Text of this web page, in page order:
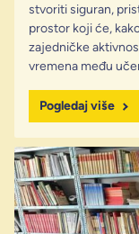
stvoriti siguran,
prostor koji će,
zajedničke
vremena među
Pogledaj više